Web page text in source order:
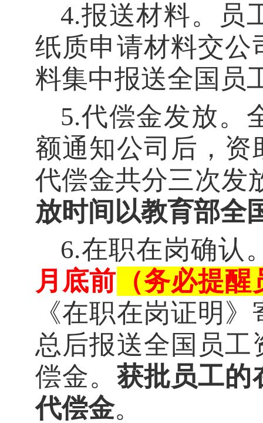
4.报送材料。员
纸质申请材料交公
料集中报送全国员
5.代偿金发放。
额通知公司后，资
代偿金共分三次发
放时间以教育部全
6.在职在岗确认
月底前 （务必提
《在职在岗证明
总后报送全国员
偿金。 获批员工的
代偿金。